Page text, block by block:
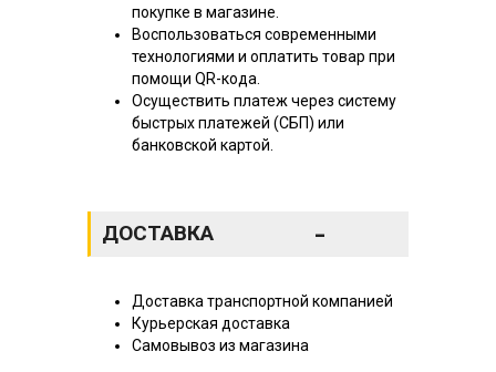
покупке в магазине.
Воспользоваться современными
технологиями и оплатить товар при
помощи QR-кода.
Осуществить платеж через систему
быстрых платежей (СБП) или
банковской картой.
ДОСТАВКА -
Доставка транспортной компанией
Курьерская доставка
Самовывоз из магазина